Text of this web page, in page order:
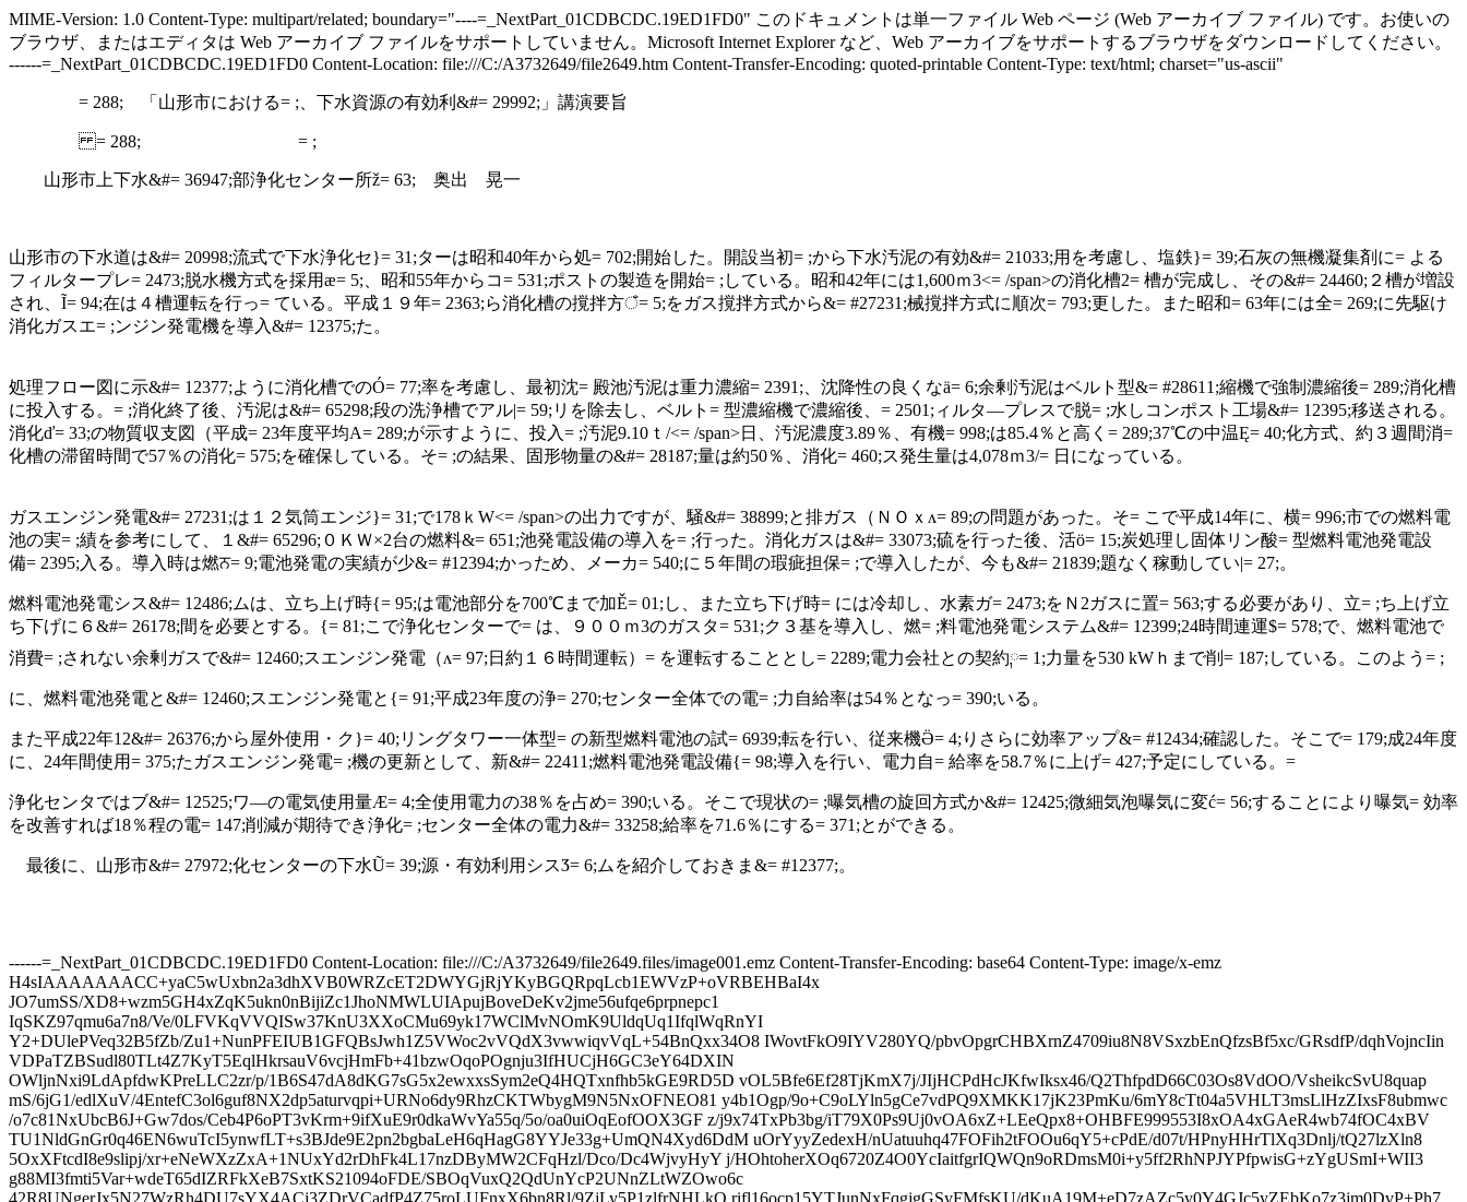
MIME-Version: 1.0 Content-Type: multipart/related; boundary="----=_NextPart_01CDBCDC.19ED1FD0" このドキュメントは単一ファイル Web ページ (Web アーカイブ ファイル) です。お使いの
ブラウザ、またはエディタは Web アーカイブ ファイルをサポートしていません。Microsoft Internet Explorer など、Web アーカイブをサポートするブラウザをダウンロードしてください。
------=_NextPart_01CDBCDC.19ED1FD0 Content-Location: file:///C:/A3732649/file2649.htm Content-Transfer-Encoding: quoted-printable Content-Type: text/html; charset="us-ascii"
= 288; 「山形市における= ;、下水資源の有効利&#= 29992;」講演要旨
= 288; = ;
山形市上下水&#= 36947;部浄化センター所ž= 63; 奥出 晃一
山形市の下水道は&#= 20998;流式で下水浄化セ}= 31;ターは昭和40年から処= 702;開始した。開設当初= ;から下水汚泥の有効&#= 21033;用を考慮し、塩鉄}= 39;石灰の無機凝集剤に= よる
フィルタープレ= 2473;脱水機方式を採用ӕ= 5;、昭和55年からコ = 531;ポストの製造を開始= ;している。昭和42年には1,600ｍ3<= /span>の消化槽2= 槽が完成し、その&#= 24460;２槽が増設
され、Ĩ= 94;在は４槽運転を行っ= ている。平成１９年= 2363;ら消化槽の撹拌方ঁ= 5;をガス撹拌方式から&= #27231;械撹拌方式に順次= 793;更した。また昭和= 63年には全= 269;に先駆け
消化ガスエ= ;ンジン発電機を導入&#= 12375;た。
処理フロー図に示&#= 12377;ように消化槽でのÓ= 77;率を考慮し、最初沈= 殿池汚泥は重力濃縮= 2391;、沈降性の良くなӓ= 6;余剰汚泥はベルト型&= #28611;縮機で強制濃縮後 = 289;消化槽
に投入する。= ;消化終了後、汚泥は&#= 65298;段の洗浄槽でアル|= 59;リを除去し、ベルト= 型濃縮機で濃縮後、= 2501;ィルタ―プレスで脱= ;水しコンポスト工場&#= 12395;移送される。
消化ď= 33;の物質収支図（平成= 23年度平均A= 289;が示すように、投入= ;汚泥9.10 ｔ /<= /span>日、汚泥濃度3.89％、有機= 998;は85.4％と高く = 289;37℃の中温Ę= 40;化方式、約３週間消=
化槽の滞留時間で57％の消化= 575;を確保している。そ= ;の結果、固形物量の&#= 28187;量は約50％、消化 = 460;ス発生量は4,078ｍ3/= 日になっている。
ガスエンジン発電&#= 27231;は１２気筒エンジ}= 31;で178 ｋ W<= /span>の出力ですが、騒&#= 38899;と排ガス（ＮＯｘʌ= 89;の問題があった。そ= こで平成14年に、横= 996;市での燃料電
池の実= ;績を参考にして、１&#= 65296;０ＫＷ×2台の燃料&= 651;池発電設備の導入を= ;行った。消化ガスは&#= 33073;硫を行った後、活ö= 15;炭処理し固体リン酸= 型燃料電池発電設
備= 2395;入る。導入時は燃ਨ= 9;電池発電の実績が少&= #12394;かっため、メーカ = 540;に５年間の瑕疵担保= ;で導入したが、今も&#= 21839;題なく稼動してい|= 27;。
燃料電池発電シス&#= 12486;ムは、立ち上げ時{= 95;は電池部分を700℃まで加Ě= 01;し、また立ち下げ時= には冷却し、水素ガ= 2473;をＮ 2ガスに置= 563;する必要があり、立= ;ち上げ立
ち下げに６&#= 26178;間を必要とする。{= 81;こで浄化センターで= は、９００ｍ3のガスタ = 531;ク３基を導入し、燃= ;料電池発電システム&#= 12399;24時間連運$= 578;で、燃料電池で
消費= ;されない余剰ガスで&#= 12460;スエンジン発電（ʌ= 97;日約１６時間運転）= を運転することとし= 2289;電力会社との契約༙= 1;力量を530 kW ｈまで削= 187;している。このよう= ;
に、燃料電池発電と&#= 12460;スエンジン発電と{= 91;平成23年度の浄= 270;センター全体での電= ;力自給率は54％となっ = 390;いる。
また平成22年12&#= 26376;から屋外使用・ク}= 40;リングタワー一体型= の新型燃料電池の試= 6939;転を行い、従来機Ӛ= 4;りさらに効率アップ&= #12434;確認した。そこで= 179;成24年度
に、 24年間使用 = 375;たガスエンジン発電= ;機の更新として、新&#= 22411;燃料電池発電設備{= 98;導入を行い、電力自= 給率を58.7％に上げ = 427;予定にしている。 =
浄化センタではブ&#= 12525;ワ―の電気使用量Ӕ= 4;全使用電力の38％を占め = 390;いる。そこで現状の= ;曝気槽の旋回方式か&#= 12425;微細気泡曝気に変ć= 56;することにより曝気= 効率
を改善すれば18％程の電= 147;削減が期待でき浄化= ;センター全体の電力&#= 33258;給率を71.6％にする = 371;とができる。
最後に、山形市&#= 27972;化センターの下水Ũ= 39;源・ 有効利用シスӠ= 6;ムを紹介しておきま&= #12377;。
------=_NextPart_01CDBCDC.19ED1FD0 Content-Location: file:///C:/A3732649/file2649.files/image001.emz Content-Transfer-Encoding: base64 Content-Type: image/x-emz H4sIAAAAAAACC+yaC5wUxbn2a3dhXVB0WRZcET2DWYGjRjYKyBGQRpqLcb1EWVzP+oVRBEHBaI4x JO7umSS/XD8+wzm5GH4xZqK5ukn0nBijiZc1JhoNMWLUIApujBoveDeKv2jme56ufqe6prpnepc1 IqSKZ97qmu6a7n8/Ve/0LFVKqVVQISw37KnU3XXoCMu69yk17WClMvNOmK9UldqUq1IfqlWqRnYI Y2+DUlePVeq32B5fZb/Zu1+NunPFEIUB1GFQBsJwh1Z5VWoc2vVQdX3vwwiqvVqL+54BnQxx34O8 IWovtFkO9IYV280YQ/pbvOpgrCHBXrnZ4709iu8N8VSxzbEnQfzsBf5xc/GRsdfP/dqhVojncIin VDPaTZBSudl80TLt4Z7KyT5EqlHkrsauV6vcjHmFb+41bzwOqoPOgnju3IfHUCjH6GC3eY64DXIN OWljnNxi9LdApfdwKPreLLC2zr/p/1B6S47dA8dKG7sG5x2ewxxsSym2eQ4HQTxnfhb5kGE9RD5D vOL5Bfe6Ef28TjKmX7j/JIjHCPdHcJKfwIksx46/Q2ThfpdD66C03Os8VdOO/VsheikcSvU8quap mS/6jG1/edlXuV/4EntefC3ol6guf8NX2dp5aturvqpi+URNo6dy9RhzCKTWbygM9N5NxOFNEO81 y4b1Ogp/9o+C9oLYln5gCe7vdPQ9XMKK17jK23PmKu/6mY8cTt04a5VHLT3msLlHzZIxsF8ubmwc /o7c81NxUbcB6J+Gw7dos/Ceb4P6oPT3vKrm+9ifXuE9r0dkaWvYa55q/5o/oa0uiOqEofOOX3GF z/j9x74TxPb3bg/iT79X0Ps9Uj0vOA6xZ+LEeQpx8+OHBFE999553I8xOA4xGAeR4wb74fOC4xBV TU1NldGnGr0q46EN6wuTcI5ynwfLT+s3BJde9E2pn2bgbaLeH6qHagG8YYJe33g+UmQN4Xyd6DdM uOrYyyZedexH/nUatuuhq47FOFih2tFOOu6qY5+cPdE/d07t/HPnyHHrTlXq3Dnlj/tQ27lzXln8 5OxXFtcdI8e9slipj/xr+eNeWXzZxA+1NUxYd2rDhFk4L17nzDByMW2CFqHzl/Dco/Dc4WjvyHyY j/HOhtoherXOq6720Z4O0YcIaitfgrIQWQn9oRDmsM0i+y5ff2RhNPJYPfpwisG+zYgUSmI+WII3 g88MI3fmti5Var+wdeT65dIZRFkXeB7SxtKS21094oFDE/SBOqVuxQ2QdUnYcP2UNnZLtWZOwo6c 42R8UNgerJx5N27WzRh4DU7sYX4ACj3ZDrVCadfP4Z75roLUFnxX6bn8Rl/9ZjLy5P1zlfrNHLkO rifl16ocp15YTJunNxFqgjgGSyFMfsKU/dKuA19M+eD7zAZc5y0Y4GJc5yZEbKo7z3jm0DvP+Ph7 T/soxfYzh8qxyfcpNweHhsW0eW7kdjm0DtJzuabaQ3sKJPPzQbRZ2to+XZzL2HTm8fBVjxfqvCE1 XHtaIB4POwVFuAaxbprfc9PzvpJI3viyMdobUlwDanDU0RA9BCbBWqDXA8MWqIrMeS1l14NMlcIN Dcrjq7AIRorw4xjSBuvgPhyGvp9g47t481IAfgmR11R6H+S4gdwD8Rg/X66ZZ3gQxOsfrHnThA/g s0stLuBFnCgL7/+10LehtPOmzhtaswr7ZyHe42GILD0vd/s9C/7q5/58mn/n+c8FUW1/2b/4iEa/ GL17fPWrWl+F8c6vvq73D6PKvBV+94Qh8IzR6A3N1WNsMuf3T2HFOTMeojfOgsiJfc2hot6Itsl4 ItQEcX+W/n4X9XDMWAx0IVi+CaM+DZZk8NPZl3/8panXXvzS1Is+NvRgqumcH4ynfnXJS1Opz3VH fTIKx8h5Sz+6IuurmavonoP3gsJr4H3LQosgPW9rqz20p0Cl87bn6u+WnbfkOtobWpx7uKyiD8k3 DdNKc+9UjMMirPWWmW+8JmEwFBe7GNse9HfcpDacUNMQrH84mYFwlnExXCq2k7Aj7wvP6e2cj4/j 2r6P6/ozPLSJ0FHmQ9dC34bSz8c9Yufj8PF7+uqQzf6oafv7o9bc66uL6ovx3+77uq/2WuNLVOd+ xR91z1BfIvevanptbnBc8Cwo83EPaz6Ox3nSI2dB4uU0fpF7AgSx30UxZtEDz2Knq8GpD5w2ghM9 cNtBI1bfMWHqitHN1GMn/G0W9aP3rxpPTV3xiwOnrpDPwPRM8fxn5hd2n4OPCAo9wHuShRZBeq7V VXtoT4EGNtf2KM41shOPsZ2G3ds1134PzpeC81vg/PwAOQtzXMpONdfG4NouGYpnOFzbvrg2Ft7X bVAflH6uDYt95lbqq3PVb67xe+5bF0SVXzu35/5rfUaV+V8dW3qD2HbJbXq/z/3SD45jzB/jK8Se aXOCqE6e63M/RsXjGDkOIscN9sPnBccxmudtPnvjmXuYmaf4bjsJ1yjzczza9Fp/52xp3ixswCAo cs+B2JrLpc9TNzQo9chp5Z9lRzU8ctrakUvb146sO30axquH1o5EzJY/bu3I67OjGmaeeQMkx+Un 4zn4zPLHzW+ZeeaGluuzG1rqs3LchhbwOb38cRtalrbPb3nktPzkR05LeuZuApAueG4EPNdYa7MR Zri8VPNkPnYEgsgaNLzaw/bA16BhxTWI3zXf6TVod/UK72ET9CZ0JrxyCLzyPnhF/MHcJW3sksor MteZu+S+8h4fBHENGMjzxCk47gL4mWP+CAMgFMs69KPkoCPeWziykFEthetaftZye8s1Legrfs8u bXM7Wh7ffB6uXilcs+pt2F77w9Hba7eO/fFS9l93clXLyONrWvj+TLzXu8/2Wn4sddGdDexW7EP6 Uvk3t1Z/vfbXbx2G/h8s5qPoBctXvLG1etWv92p5TjVyV7Vi3sPVHOds7MtjPOx77qwTWkinFe1r D9efwX25zxr07bepqqVvg/6sNcO213KMkUO2136pdUTLWyu317LN/aW8iWM4NgvPjds/6btmqZzn jN80qAKu+MJ5X1jK8b6EePbFwdJcvP/kPQbifaNP+Ols87q5zTZK9SK8rILm4o3vwkeP4cDtiNyv re2z3tJLPuvxvefQh3/B7yQIxUJPsLSj599XPbFq39X+6rdWVqtTsS3iZ7At54Nm8Tz3xv2fhG2e D895PsTtcZD8rWMMrnUB3jwf8UiIhftdDq2D0ufgPWP/1qGmL/CXXD/L71l8QjGqzga/7aFTfYl8 X20/PXhffe1kv21Ya+RvHXsWcyZ/D5LrIcPxUB10FsRrZF9zKFx68XeIaJsc3Jy5Hr2GG8cZBcmY B4dtfFbw/Xc6tseB1XEYbAViC8T5ccf7lk8+8UjqsuYXplDLJ188bfnkA6f87QgZg2tH3Ng4PNU6 wnuThXjf9ffevao9tKdApd97K/02pNYX8Iy5ZzHn8HplbSLXNCwrfe+di3FYChqx3sCr8OD9kPbQ CN8aMG3BmznE46D+8JXxMHQqppOwI6+d5yLXv6Nrc9xcOwEXwbn2bcSpuCaWgc21EfFzLfuMf8OC mX7bt54rRs6xnu4Xg7nGyPdV7ys61r/gq2ujc22ENdcGOr+Ef5p5dApYcB5dgcj1B0FN+sjwyXdd TF3WPH0NNXzypo8Nn5z7aPORMjb2G+R5tHe1h88e+DwaUZxHWHeLPnqn59HRAMV5dD3i8f3kK6xx OTvVPPo7ruN7Q5T6Yq1S90MsnEf87WYTlD5n7VO1Bsetgrh2Ykj1GYhT8xsjrvQv/sYX/fxfHjv2 yc0Zv67uhEJheaEgsVD4z9mZS37qnXDANbfsNfSjsw7p/tvc93/rV7/mGEFZ/uQx6sgjZwPdbB6n Pg7V6OPrvPqaSTjPcRA/98DwkMlHr/M//fOf+Ywrbv2Z3/Zv6/zWX+mo7tZx3Kl3+uPO/obf9uwf fHXlj4J4S9/NQewZ/luf7zNy/0/viVj9A/+10bf6E3ov9yf/8Br/zhu/7g/LXOsv6f6Kv+S1X+Jz vupv/u+N/nM34m/QiDyO8dJf3+238lkXv1XxcxgvvWu93v7fzwfvK8Rgf8RLbv+ZvxnxtZt0/PD1 iNfn/Ev/B+f91lr/FvVDf/K09f7XbtHXx+vk83Gx8I/TxcL/5lAoNHr1xTm1DxiNhzifzoK4XgNf sU+eVUZF3mtGm8I9SPwusD/erYfGLFTqwQ79fNmKbSn6G1ihwM8bs3BTx+iFD0NboCuX9pz4/Mq7 Fj+/8ukPPr+ye9mVS7uXbenoXvaxRZ9acvqJvz/tgROm4Zh6qK5dqRveX37si85sP/6XKx445bYV WzpuW9Gx7PrsiNV3LR6xekvriNUb/Y5lG/0tHRv9zR33+X+E7u/Ao3Dw/5YQgiLnSf8t8jZ2fHT+ G21fbt3UMWbhgx3yLBzhMSc8DMH+XW0mesh4LiSMo0xHh/38nGj7A9jOXKP/jvFDvLkW8/JeaCja Pdw5LFcifgE6GZoErYG+/2O8oGTUBvU5rFUTIb4n++q/Qge7uC9nK7dm0WeURdvUM9C2dQa2TW1H W6sd0dRFaNtahG1dT0Y0OhltU1vR1mpFNHUh2loLERcqvygfbVM9tLU8RA//iUA0E+2Z+OO6aDra 05HARFPQnoInLVEL2i0wDaXrJMRJ4yepFcV6NlpG6cmWI0q2hirbpg6EKNmmIWpTJWFdS4kaqpqo oaqJGqqaqKEaJWoYRglK2yaZ5E26tBxJm2I6knTojnrTJikcxZeM8d4UnoajbmmPRv2pSa6C+0RR nrptfEmqbjVUOfvdmkTWpprkTZn9MuejVNk21cx4+tTU6Gy3iRpvkm10thtvctbrWn7GG4LxJG2K LkmbokvSUDRrprSSSJKpmemGoO3N/lDk2mnXuPWzlGRamqvgQrumoUqX2nSNR22q6b1ZiayhSsKm mhnfX6qGbDJRM+OTia5SF5QwFD9Goz3LbXo74k1ZR4WfjsafZpbb3hSfViZpspA9yznfByu3XwCG pBgn4096k9X2qE22nDfFpUkeNTOeVN1qqKbLSEnelBV0cHO7ZlieoGFZSpHbdk3v0f7NcptiOpL2 +in8dDRZyGSgOG/amSg+t18EB1KsEoVrOrJvlzeFcZJHbapm1tvrZvpZX56qyUhm7ZTcrslFSRqC 0nJnetSZg+lNeT4Sfjoaiulnub1+mnXT9mZ/s5AhGfXnRXCfqTbRZLI2VZuou27Gz/hy62fSuils DdW3d/003rQzkslGzEyGn265FAc2y+0ZHk/RXjsl7+hoUyz3vfOdz+1rQDFOpWzFkxJlnptoe1PW UuNRl6pLtpw3hbFNV5wpJCWmn/X2+mlmffrcviYlQTKN92g5ioZgtOXSHJzcbs9wd5bbWWjwcnsn GLp14N4kabu6/ozy1G2bqk10R7wpLrXpGo/aVAea29coUnRJuhTpRM56u1bypvCsRNKm6M5ye+3c kWcjQ5Atm6LtzbS5vRP8dDU0hahE26c2XZsot1yqrjdJ1qZayZvxVMt5NGndrORNYWzTTfIo108h yGhTdAmSHqtNcVfwZnwmMhQNQdub+ht8lKHbdqm6ZOOpumRdj8o8N9H2pnjVeNSd8a4/y3nz7cnt Lje7x6Voz2zZquRNmfPuTDcE3RlOivHVpWlnovTrp8xtHe3skyq3ZzpZrRldaculOtjetNfPSt4U xjZVm+iOeFMY23Rl1UQWynZmOz3UTKCUNOMpuiTjvenO8kreFKe6NIWfjjZFd5an92a/nttznazZ QKQpRFPSLPWsTZfz3CXrrp8yz010qdrejKdqE+VWGqrlPJoqt+c68+CnaxaRvmT1AtGfpNkPopoa yYlkxdRxF8ztvWBI5cFPlEM7B4aUrl5/Z3vUn2uKNIVqGm/KNyjjTWnZHhVHmujOeDszud50Z305 bzq5XRM0JN8Wmi5F25uyFb9+CjsTbYruLHcpppnlLsmU62cfXGhqHFFDNcmfnO/9mO30qEt1sL1p k3Wp2t4UxrZHU+b23k5SpOyax7YWGeqaC2Z7lOQOzPZ4ii7JeG/uXLm9q69TQaYaqn0W13JEyTUb qDQbwXP9rTZdznOXLHttumamS8ud8bY3ZQW1PSqONLGiNzVBUjQky1PsTeFPyUTRb0qZ9Cxtii7B nS23d6lIjSNKh6alqmd7Ho7UNYuoeQpNr/9r5z9m/RRX6mh7s9Jze4QgadoUjTf7Q5KrZxJND0y9 gXxTWqPox6gkm9vRnuHuupk80ytRNLNbWuEsz4BbVORoV5sqWdq1N/Bpb3HtzKNlRJ665gKySf7M wG1UP6pNVOjaRN11U9ZRYWmivX6SqL1+JnozYxHMhETLUbS9SZ6aIqNd80WaUYr0aJRk6WwnSSpF HThFknM9alO0CUZdWkLTA0NRBm27KouwTZZbfZ1RGX8aqn0WV01VnEmalKlZtLPBbJcZn0nD0t1n jRJfMrJKtH1qz3zjSWm5VGPIliOYqUDQpUiiupan2At2lKm5GJI7RNOm6BIcxNzuwYW6Zop+9MBO RI52VRXI9nWSpEiY9oFZVL3Y1jWPaJQHS5HmmkVPNqwDykbiUpeqS3ZA66dXZOiBTaky6HOrQp8t e5b3daouW/0nSYcm0fSC2e5h1aQywqhydCnaM1u27BnurpslMz0LbiIvwlO3M2EPo1HG4aosqjZR bvVZVA1Rtow/e9HWNY9oRJ665gKySf7MgCLVj+pSHYA3DcFsSNOzSBpyXoQi23ZV2LZlk+zrVF22 KpMkz1KSmiI9GiWZK5ntmfQ0B06xmNuzcKGupMnKaOTFkmVvJlaZErblyZJzElnjzz6wNDUfkNW+ 5KumKkxzoEllMc8pr3+zPephmy7neYJHsyG5aPQsilmwiq8Zh6JLkD2qKDJza1+niiVZnmJv6NEo TZdkNiQ5IJo2RZdgmNtz4CXKhm1Gu3rYduWSdal6ji9tqiTsVpuqmfVpqWpv5uFIXbOI2bB6gTe9 gfnTpQqyhmAukWA2kWDWcahLkczcqtBnyybZ1xnvTfJMS5IOdWlqll5xpveTpktxTQ4u1DUbiWzb Ike7eolkPYssqbIyGmXQtqvCtpFNlFt9nVGRpamGai8I65pHNMqjrWsuIJvkz0z6bCRr55pckWGu hFp026YnW14sxWzIjNx0zVj0vJCdxEy4HSUobZtkn0VRgapd40iSZylJTZEejZLMBXPdK/ozk5pm HgxFuQhPu511fEnCbiVVVkYjL2wz2jWDbVeGqrQU9jKyyXKrz6JryBqqfWBpaj4gm4/1JrlmA2VT 5vZKBOPp5UJWErPhtomeRTFbws4rbqchSJLlCLoUFajqWp5ib+jRKE0y1DUbksyG3vQSvinl4UJd c0U/5iPelHbO8Wg2pTeFq0s1nqxL1QNDtxqqJOzWvgF5s7fEm/lEopkiUfJLpkdyfD++ZtEfL+Fm Ry/Wmy5Jl6JLkD02RZekTdF4kw7tjz9z4KqVC4hmg5UzW5zpvaEL87ExV5FwzuJLoqyMrrLos6uH bVdecaZLKxP2MBqRo12VRTa9N22qvcWVMx+sm73WjM85ROPZ5cFAv5NMMRfQKn3NxtLLlbAzJF2C 2ZCqZ5E05LyQIumxbVeFbVs2yb5O+jEq8jO1t+hRQ5KtfFF5tPOhLxlznb1gFad8rC/ZmytLNxdL lr3ZWBma0iJVVkYjL2wz2jWDbVsZbLtVoc/IJsutvs6o4qj2gaOp+YBqnkT7SVAokqSrHPrcmkVf vMiK79nVC7cZbdn0ZMsm6MXwywR95Qi6FBWo6tpb9GZfhGFv0Zu9YGhqPmwzuiI/9ifXHN5LVs7h qwnmwCqqbAlTs+05VEnZrS7VeLKGKj3q1r503owQ7I0l11uRHJmWJ8f342vWoleZpEuRBLMOR5di JtafNkWXpE3ReLMv4s0+cKNYJeqt0tc89kgWOcbXXEXCNl1SZWV0lUWfXT1suyJZu2bCbUYjl6xN NY03K5EjyfLk+H58zYX9jPEiK7dmY+nlStgZki7BLDhRds1Y9EiSVaLe4qtyZJPs66QfI4L7+kIP JkVyjK/5ioQHQtelKj3xdA1NaZEgK6ORF7YZ7ZrBtq0Mtt2q0GckZLUP+2Iokhr742s+7GeMVzw9 6c0NqjdzITNy09WLRLaNbHqyZRP0Yvhpoi5B+DGxJtPtS+DaG/STKCujKzJkf3LN4b1kiSNNTOtN zTZKM9oWliZmHG/Gk7UZkhprNLLtqhd9yTWP9+KVTI7vlCfH9+NrFv3xEm529CxfkiSrRL3F14wj 7cXS15rux7qqu//UVdVNepUqabIyuuoN+xjjax79yUomnEw3H8uVRFkZXWXRZ1cP264MTWmRKiuj 0RNdT3Q9jvpn1MdQ/4SqOdmvJMbKGK/eBG66P59Ij+RINr7mwn7GeJGVW7Ox9HIl7AxJl2AWnCi7 Zix6JJnp+kvXk117dD/ZVdv9RKCh3Y93Den+c5f4k0RVt+ZX/jWebF9IXJOMe9UEe8EoTvkEtnkw 0u8xusqhL75m0e/K0JQWCbIyGpEot6P1qa6nwFHXJ8GT9YlAlf1JaqzJ9MiM78fXfNjPGC9NKenV JZcPafaHXi4gpalmw7aOpMXKaCtK0Osa1v1019PgOKxb06zr1jzpTVb6k96M+pNrZ/r1szzhgdAl 097QhfF8k+mSsls1wRxYRZUNCMa9ehbVp7ueAUNdnwpokiW9qf35ZDDbxZ/0pu1P+jBaSYw1Gtl2 FU9PevNvizfzMfw0UZteZZJRis+C4Z7dz+D1ma7h8CSJ2t58qoveJNE9Ao/Sm8af0bUzvTeFcjxZ Ek+uyXQH35vkG083G/Hos12kKNIsNcn++nP3ze3bulifDUSeumqq2pt8fTrwKGc8102un3XW+rl7 53bNMEqSRE01NMWj0bWTNGX93H1z+3NdUrehlY7o8GD9jHqTXPuf21U318VK1V0zuV6Kyq+bfDcf K+bzwVo/n+t6vut3IUeJGyrQjF8/o/4Ub+4euf0FMDSVRLXEnfSmyLjUXT9359x+T5emeE9I8nch RR2fK3pUe9PMdk3RrJ3x3tw9cvsLYKjr8wFNEk3yJj1qavz6GZeN3PXzH5/buTL2Qck1H6yP5dZP rqFuzXX9vutF6IWiyFN7k1HPckbOcONRTbLUm5zrpf4k02hud5+L3v25/UUwNPUFtI3Eoa43Nduk tbN03TQz3hB1vfnuze33glpU2pe2N+nTOG+SZKk3fxfOdu3RZJrx6+e7M7e/1LWx66WgvohXo7Te dD3KWa9VunaajGRmfXT9fLfmdhIU3Yu2UZI/bY8yA2mPPl9cP403dRayvWlIlq6d8d7c+XP7y12s G6GXivHt9KamKg7dNXL7fSBHkaItTdL4Ujya5M/dN7e/AoKvgJ9ETbScN0n1xaLMuiktk9eZ403l rJd8LjF57UzORoOV2x/D34z03zN39Ln9DyE9khRPSrR9SZ+atZNt49HK3tyVc/urXaRYqnTe1FRf CskyGn+ybWp5bw4st5dmJO3PdyK3l9KTbe1LPcPLezTJm/Rpkj93rdz+atf9XVp/QDRK703OfFbO /JeKcXfK7Zrg/QHJP+DVUHRneXpvSo5/9+V2+Xsmf5XXf82s/Pf2v4JbqfrnTSH78rsot5tv8zv2 3K5z+/1dD4QUJWpP8tX2qMx0e5aTINdQISk5XeLukNv/CoauynlzR